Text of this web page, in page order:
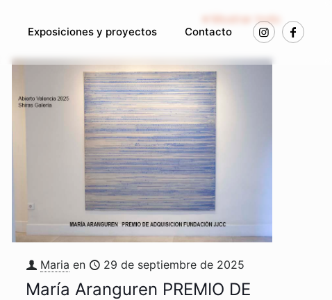
Exposiciones y proyectos Contacto
Mostrar todo
Maria en 29 de septiembre de 2025
María Aranguren PREMIO DE